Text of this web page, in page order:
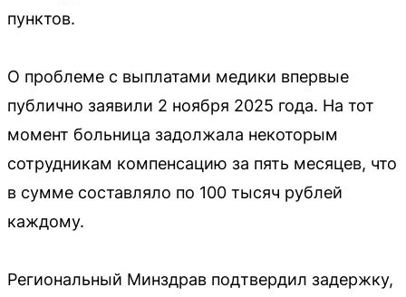
пунктов.
О проблеме с выплатами медики впервые
публично заявили 2 ноября 2025 года. На тот
момент больница задолжала некоторым
сотрудникам компенсацию за пять месяцев, что
в сумме составляло по 100 тысяч рублей
каждому.
Региональный Минздрав подтвердил задержку,